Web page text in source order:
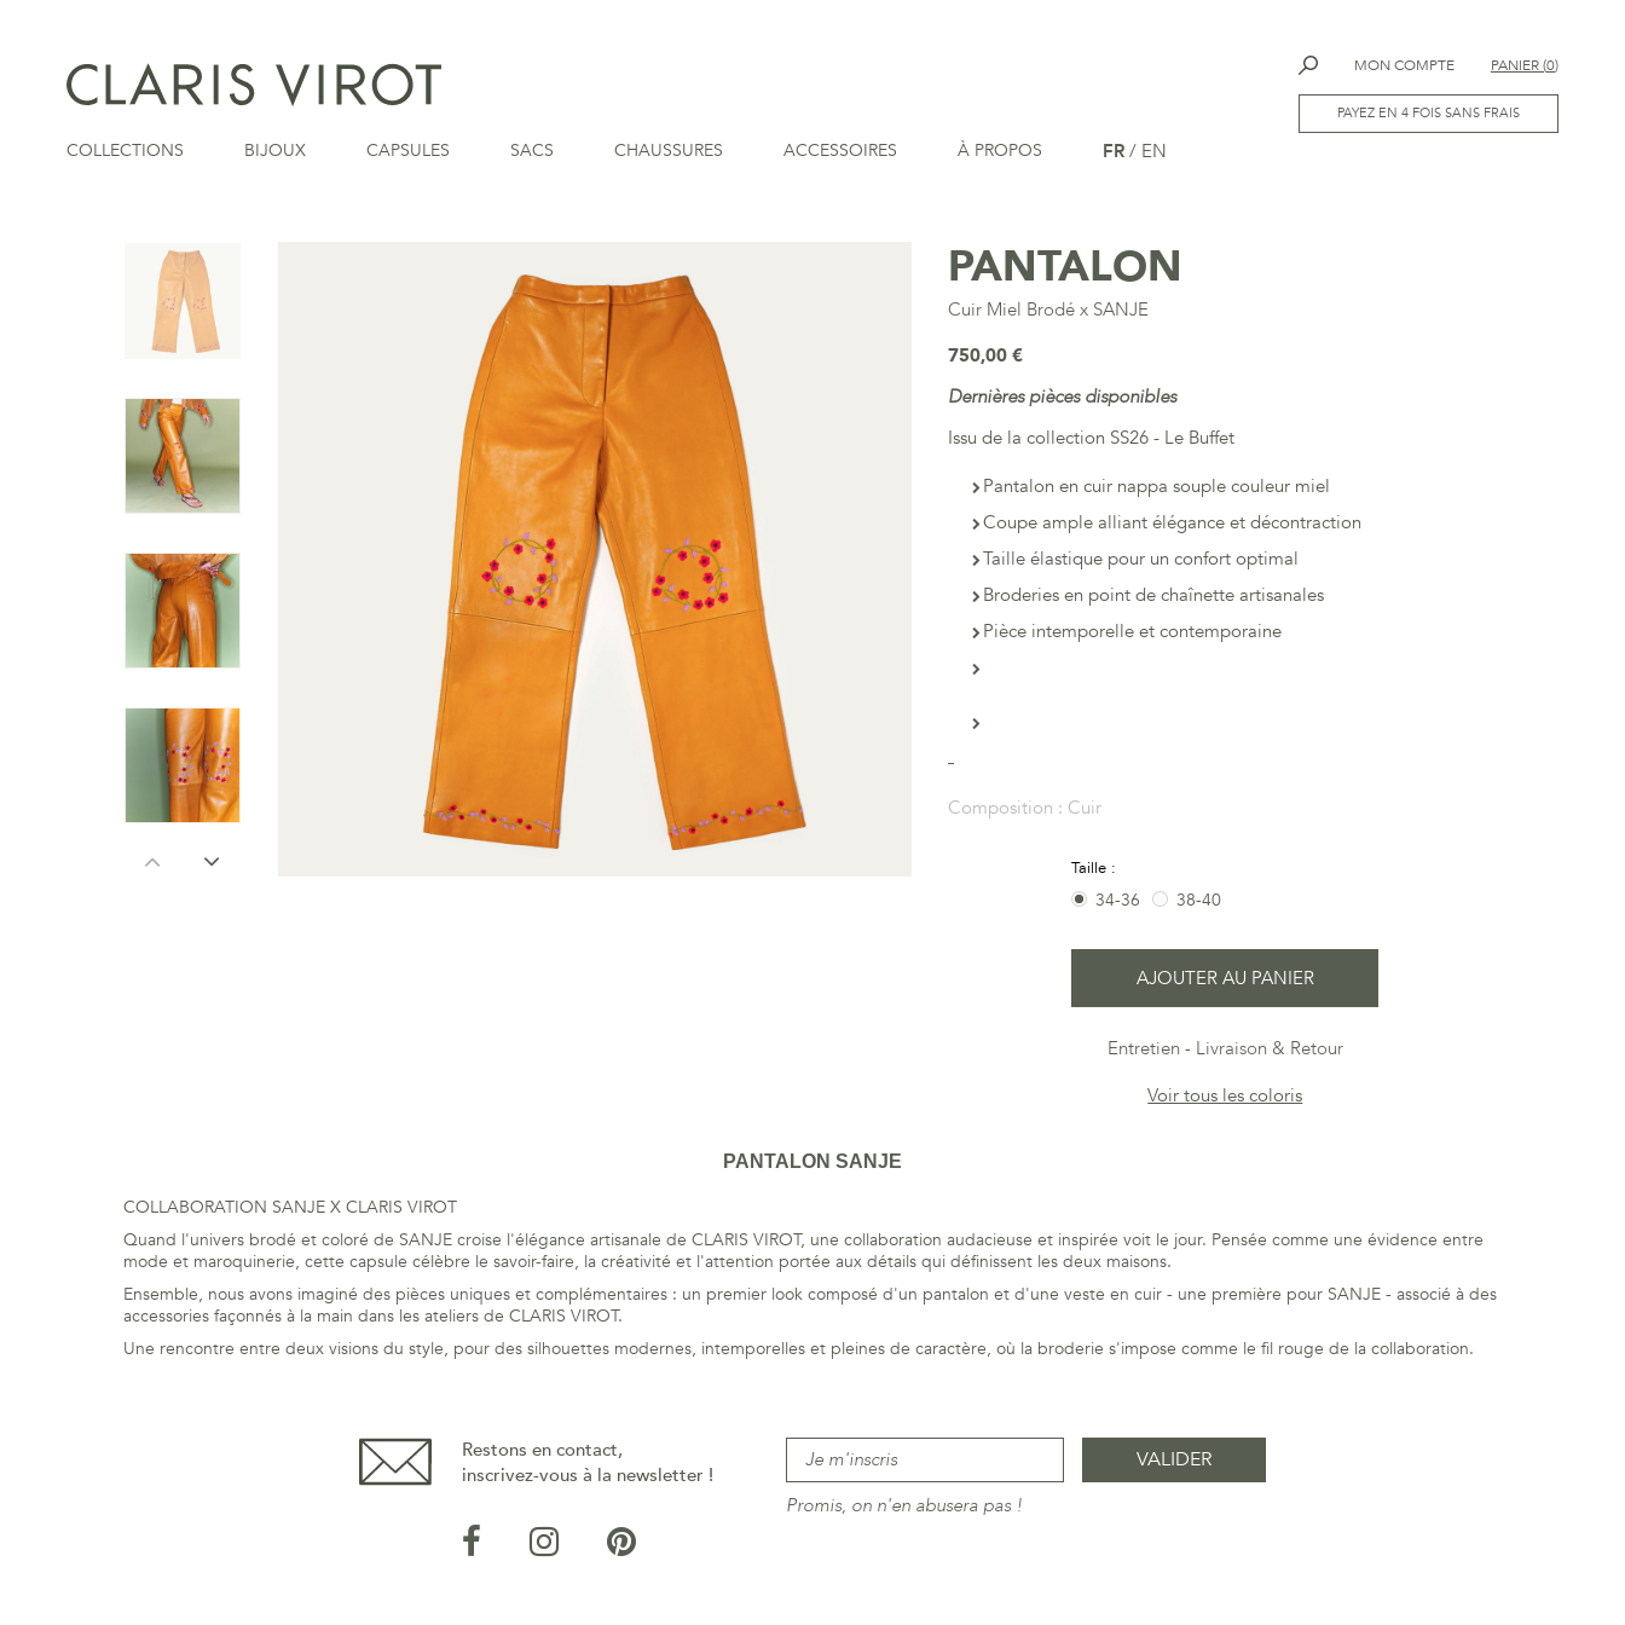
MON COMPTE PANIER(0)
PAYEZ EN 4 FOIS SANS FRAIS
COLLECTIONS BIJOUX CAPSULES SACS CHAUSSURES ACCESSOIRES À PROPOS FR / EN
PANTALON
Cuir Miel Brodé x SANJE
750,00 €
Dernières pièces disponibles
Issu de la collection SS26 - Le Buffet
Pantalon en cuir nappa souple couleur miel
Coupe ample alliant élégance et décontraction
Taille élastique pour un confort optimal
Broderies en point de chaînette artisanales
Pièce intemporelle et contemporaine
Composition : Cuir
Taille :
34-36 38-40
AJOUTER AU PANIER
Entretien
Livraison & Retour
Voir tous les coloris
PANTALON SANJE
COLLABORATION SANJE X CLARIS VIROT
Quand l'univers brodé et coloré de SANJE croise l'élégance artisanale de CLARIS VIROT, une collaboration audacieuse et inspirée voit le jour. Pensée comme une évidence entre
mode et maroquinerie, cette capsule célèbre le savoir-faire, la créativité et l'attention portée aux détails qui définissent les deux maisons.
Ensemble, nous avons imaginé des pièces uniques et complémentaires : un premier look composé d'un pantalon et d'une veste en cuir - une première pour SANJE - associé à des
accessories façonnés à la main dans les ateliers de CLARIS VIROT.
Une rencontre entre deux visions du style, pour des silhouettes modernes, intemporelles et pleines de caractère, où la broderie s'impose comme le fil rouge de la collaboration.
Restons en contact,
inscrivez-vous à la newsletter !
Promis, on n'en abusera pas !